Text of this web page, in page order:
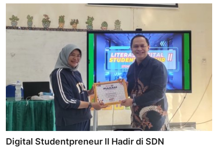
Digital Studentpreneur II Hadir di SDN